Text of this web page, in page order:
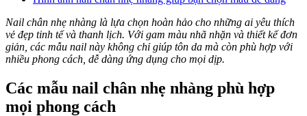
Nail chân nhẹ nhàng là lựa chọn hoàn hảo cho những ai yêu thích
vẻ đẹp tinh tế và thanh lịch. Với gam màu nhã nhặn và thiết kế đơn
giản, các mẫu nail này không chỉ giúp tôn da mà còn phù hợp với
nhiều phong cách, dễ dàng ứng dụng cho mọi dịp.
Các mẫu nail chân nhẹ nhàng phù hợp
mọi phong cách